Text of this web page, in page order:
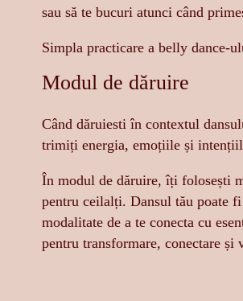
sau să te bucuri atunci când
Simpla practicare a belly dance-
Modul de dăruire
Când dăruiesti în contextul
trimiți energia, emoțiile și
În modul de dăruire, îți folosești
pentru ceilalți. Dansul tău poate
modalitate de a te conecta cu
pentru transformare, conectare și